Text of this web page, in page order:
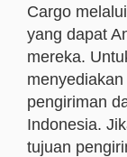
Cargo
yang dapat
mereka.
pengiriman
Indonesia.
tujuan